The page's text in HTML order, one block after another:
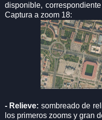
disponible,
Captura a zoom 18:
- Relieve: sombreado de
los primeros zooms y gran